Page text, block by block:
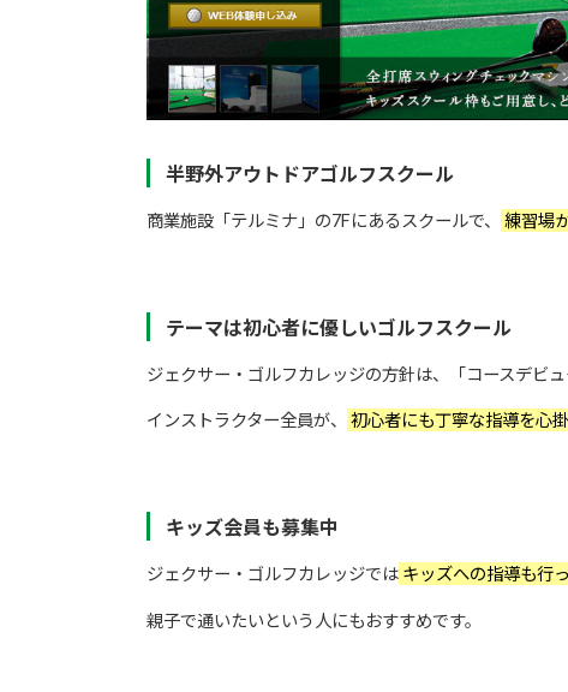
半野外アウトドアゴルフスクール
商業施設「テルミナ」の7Fにあるスクールで、 練習場
テーマは初心者に優しいゴルフスクール
ジェクサー・ゴルフカレッジの方針は、「コースデビュ
インストラクター全員が、 初心者にも丁寧な指導を心
キッズ会員も募集中
ジェクサー・ゴルフカレッジでは キッズへの指導も行
親子で通いたいという人にもおすすめです。